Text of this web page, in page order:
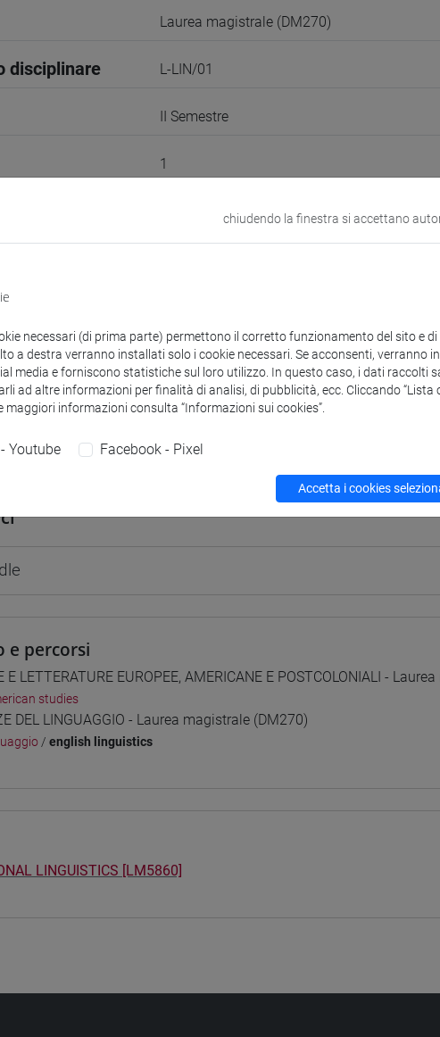
Laurea magistrale (DM270)
disciplinare L-LIN/01
II Semestre
1
Link allo spazio del corso
Programma
- 30h Lezione
e percorsi
E LETTERATURE EUROPEE, AMERICANE E POSTCOLONIALI -
studies
DEL LINGUAGGIO - Laurea magistrale (DM270)
/ english linguistics
LINGUISTICS [LM5860]
chiudendo la finestra si accettano
necessari (di prima parte) permettono il corretto funzionamento del sito e
a destra verranno installati solo i cookie necessari. Se acconsenti, verranno
media e forniscono statistiche sul loro utilizzo. In questo caso, i dati raccolti
ad altre informazioni per finalità di analisi, di pubblicità, ecc. Cliccando “Lista
informazioni consulta “Informazioni sui cookies”.
Youtube Facebook - Pixel
Accetta i cookies